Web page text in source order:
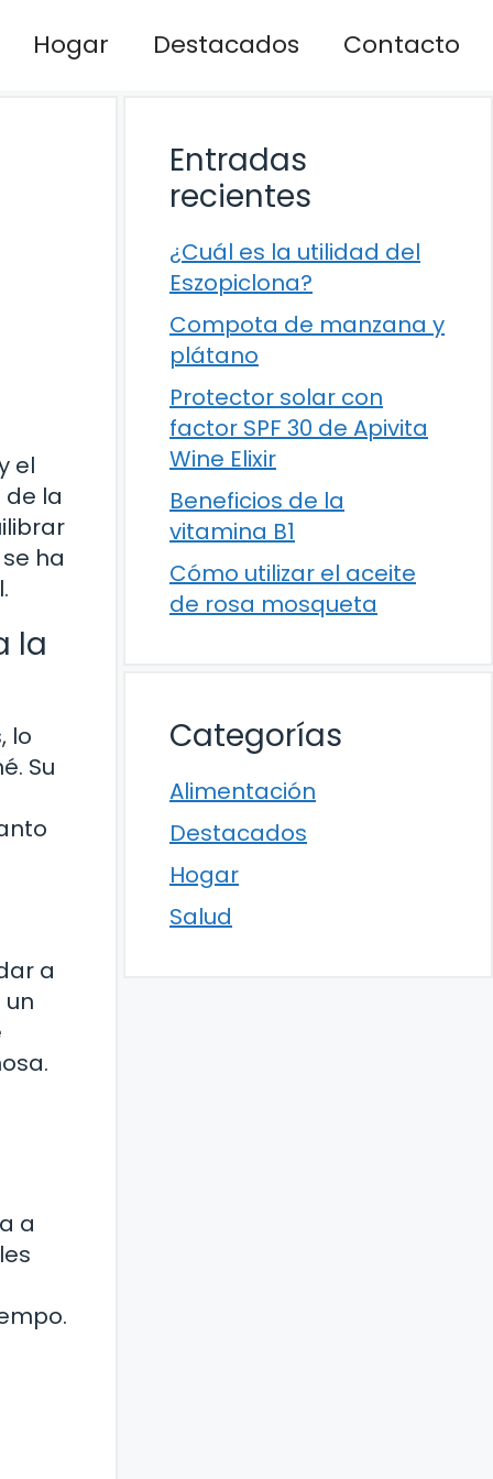
Hogar Destacados Contacto
el
la
ha
la
lo
Su
a
a
Entradas
recientes
¿Cuál es la utilidad del
Eszopiclona?
Compota de manzana y
plátano
Protector solar con
factor SPF 30 de Apivita
Wine Elixir
Beneficios de la
vitamina B1
Cómo utilizar el aceite
de rosa mosqueta
Categorías
Alimentación
Destacados
Hogar
Salud